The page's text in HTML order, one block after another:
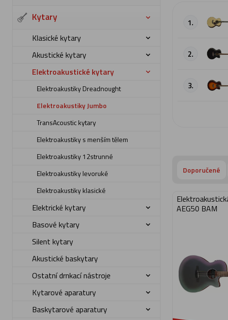
Kytary
Klasické kytary
Akustické kytary
Elektroakustické kytary
Elektroakustiky Dreadnought
Elektroakustiky Jumbo
TransAcoustic kytary
Elektroakustiky s menším tělem
Elektroakustiky 12strunné
Elektroakustiky levoruké
Elektroakustiky klasické
Elektrické kytary
Basové kytary
Silent kytary
Akustické baskytary
Ostatní drnkací nástroje
Kytarové aparatury
Baskytarové aparatury
1.
2.
3.
Doporučené
AEG50 BAM